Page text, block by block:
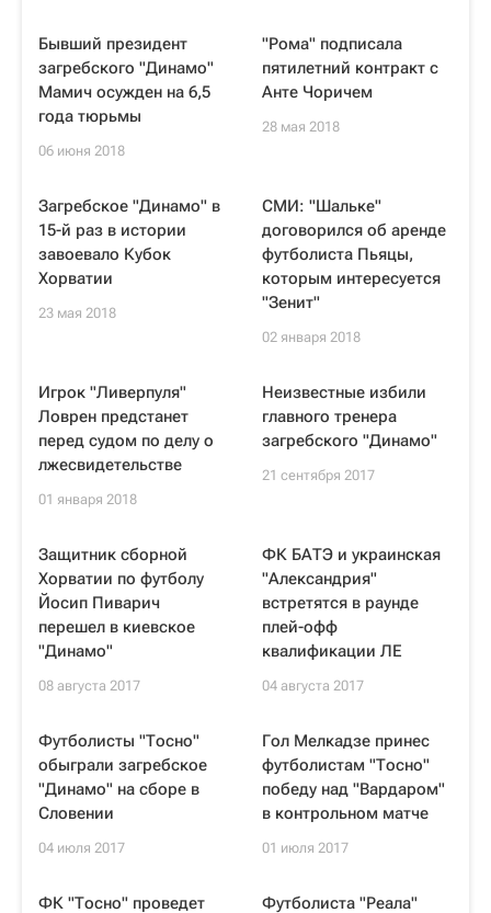
Бывший президент
загребского "Динамо"
Мамич осужден на 6,5
года тюрьмы
06 июня 2018
"Рома" подписала
пятилетний контракт с
Анте Чоричем
28 мая 2018
Загребское "Динамо" в
15-й раз в истории
завоевало Кубок
Хорватии
23 мая 2018
СМИ: "Шальке"
договорился об аренде
футболиста Пьяцы,
которым интересуется
"Зенит"
02 января 2018
Игрок "Ливерпуля"
Ловрен предстанет
перед судом по делу о
лжесвидетельстве
01 января 2018
Неизвестные избили
главного тренера
загребского "Динамо"
21 сентября 2017
Защитник сборной
Хорватии по футболу
Йосип Пиварич
перешел в киевское
"Динамо"
08 августа 2017
ФК БАТЭ и украинская
"Александрия"
встретятся в раунде
плей-офф
квалификации ЛE
04 августа 2017
Футболисты "Тосно"
обыграли загребское
"Динамо" на сборе в
Словении
04 июля 2017
Гол Мелкадзе принес
футболистам "Тосно"
победу над "Вардаром"
в контрольном матче
01 июля 2017
ФК "Тосно" проведет
Футболиста "Реала"